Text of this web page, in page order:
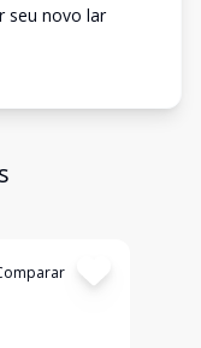
seu novo lar